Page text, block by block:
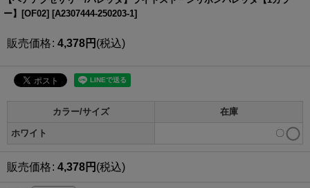
ー】[OF02] [A2307444-250203-1]
販売価格: 4,378円 (税込)
カラー/サイズ 在庫
ホワイト 〇
販売価格: 4,378円 (税込)